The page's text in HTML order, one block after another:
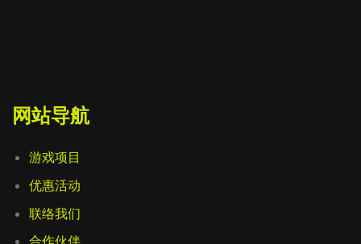
网站导航
游戏项目
优惠活动
联络我们
合作伙伴